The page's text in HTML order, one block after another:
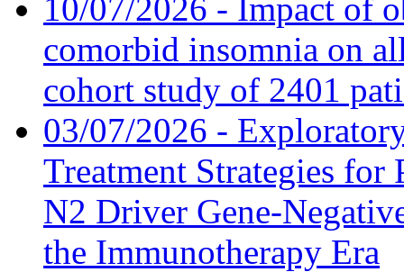
10/07/2026 - Impact of
comorbid insomnia on
cohort study of 2401
03/07/2026 -
Treatment Strategies for
N2 Driver Gene-
the Immunotherapy Era